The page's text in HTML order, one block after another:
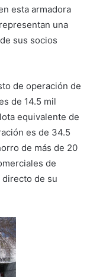
esta armadora
una
sus socios
de operación de
de 14.5 mil
equivalente de
es de 34.5
de más de 20
de
directo de su